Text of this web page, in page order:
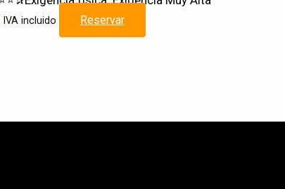
IVA incluido Reservar